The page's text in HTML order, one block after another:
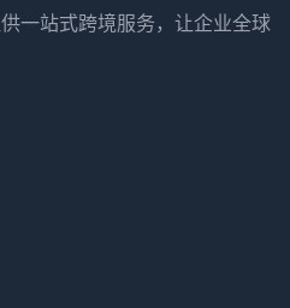
一站式跨境服务，让企业全球